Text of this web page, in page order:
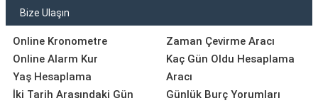
Bize Ulaşın
Online Kronometre
Online Alarm Kur
Yaş Hesaplama
İki Tarih Arasındaki Gün
Zaman Çevirme Aracı
Kaç Gün Oldu Hesaplama
Aracı
Günlük Burç Yorumları